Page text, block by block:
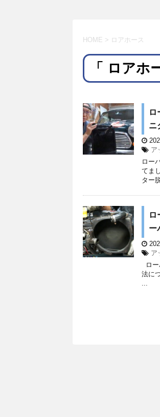
HOME > ロアホース
「 ロアホ
ロ
ニ
ア
ロー
てま
ター
ロ
ー
ア
ロ
法に